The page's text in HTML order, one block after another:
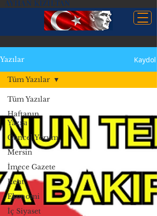
AYHAN KIZILTAN
Yazılar Kaydol
Tüm Yazılar
Haftanın
Yazısı
Güncel Yorum
Mersin
İmece Gazete
Kent
Ekonomi
İç Siyaset
Tüm Yazılar